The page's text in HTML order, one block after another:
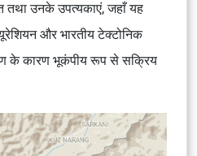
तथा उनके उपत्यकाएं, जहाँ यह
और भारतीय टेक्टोनिक
के कारण भूकंपीय रूप से सक्रिय